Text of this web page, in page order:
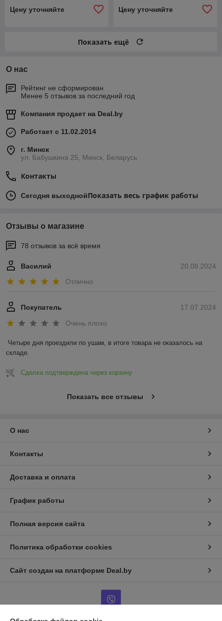
Цену уточняйте Цену уточняйте
Показать ещё
О нас
Рейтинг не сформирован
Менее 5 отзывов за последний год
Компания продает на Deal.by
Работает с 11.02.2014
г. Минск
ул. Бабушкина 25, Минск, Беларусь
Контакты
Сегодня выходнойПоказать весь график работы
Отзывы о магазине
78 отзывов за всё время
20.08.2024
Василий
Отлично
17.07.2024
Покупатель
Очень плохо
Четыре дня проездили по ушам, в итоге товара не оказалось на
складе.
Сделка подтверждена через корзину
Показать все отзывы
О нас
Контакты
Доставка и оплата
График работы
Полная версия сайта
Политика обработки cookies
Сайт создан на платформе Deal.by